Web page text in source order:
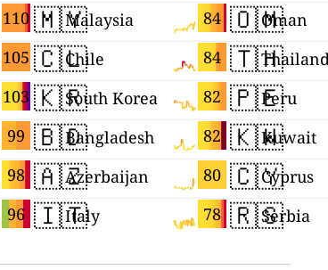
110
105
103
99
98
96
🇲🇾 84
Malaysia
🇨🇱 84
Chile
🇰🇷 82
South Korea
🇧🇩 82
Bangladesh
🇦🇿 80
Azerbaijan
🇮🇹 78
Italy
🇴🇲Oman
🇹🇭
🇵🇪
Peru
🇰🇼Kuwait
🇨🇾Cyprus
🇷🇸Serbia